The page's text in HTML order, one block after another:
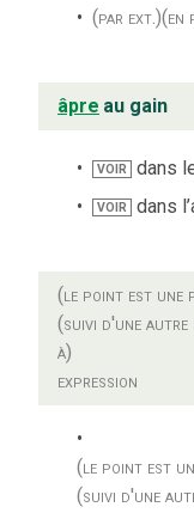
(par ext.)(en
âpre au gain
VOIR dans
VOIR dans
(le point est une
(suivi d'une
à)
expression
(le point est
(suivi d'une